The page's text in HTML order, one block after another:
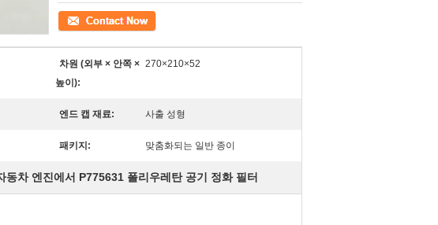
접촉
차원 (외부 × 안쪽 ×
높이):
270×210×52
엔드 캡 재료: 사출 성형
패키지: 맞춤화되는 일반 종이
동차 엔진에서 P775631 폴리우레탄 공기 정화 필터